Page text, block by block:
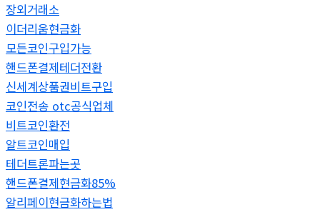
장외거래소
이더리움현금화
모든코인구입가능
핸드폰결제테더전환
신세계상품권비트구입
코인전송 otc공식업체
비트코인환전
알트코인매입
테더트론파는곳
핸드폰결제현금화85%
알리페이현금화하는법